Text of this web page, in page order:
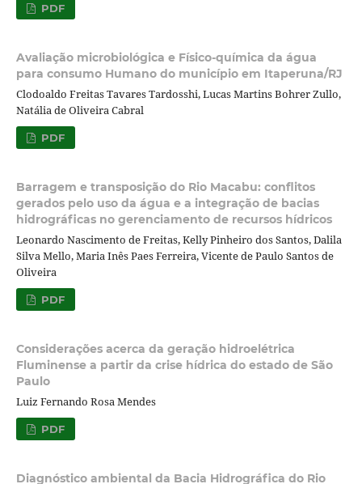
PDF
Avaliação microbiológica e Físico-química da água
para consumo Humano do município em Itaperuna/RJ
Clodoaldo Freitas Tavares Tardosshi, Lucas Martins Bohrer Zullo,
Natália de Oliveira Cabral
PDF
Barragem e transposição do Rio Macabu: conflitos
gerados pelo uso da água e a integração de bacias
hidrográficas no gerenciamento de recursos hídricos
Leonardo Nascimento de Freitas, Kelly Pinheiro dos Santos, Dalila
Silva Mello, Maria Inês Paes Ferreira, Vicente de Paulo Santos de
Oliveira
PDF
Considerações acerca da geração hidroelétrica
Fluminense a partir da crise hídrica do estado de São
Paulo
Luiz Fernando Rosa Mendes
PDF
Diagnóstico ambiental da Bacia Hidrográfica do Rio